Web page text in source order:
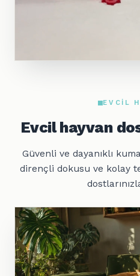
EVCIL
Evcil hayvan
Güvenli ve dayanıklı
dirençli dokusu ve kolay